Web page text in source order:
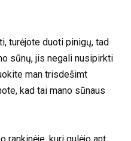
turėjote duoti pinigų, tad
sūnų, jis negali nusipirkti
man trisdešimt
kad tai mano sūnaus